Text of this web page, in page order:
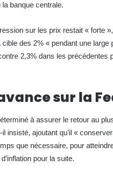
banque centrale.
sur les prix restait « forte
cible des 2% « pendant une large
2,3% dans les précédentes
sur la
à assurer le retour au
insisté, ajoutant qu’il «
que nécessaire, pour
pour la suite.